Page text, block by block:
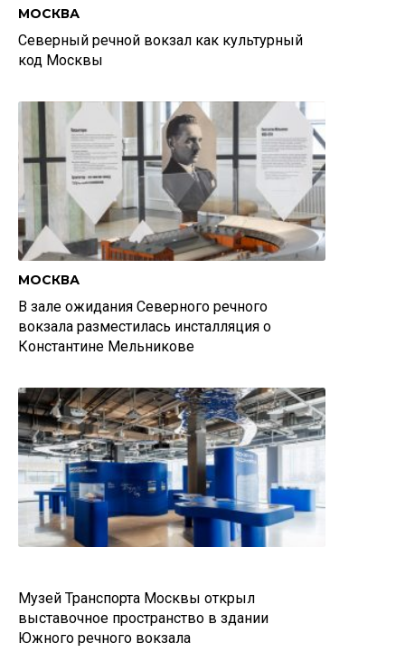
МОСКВА
Северный речной вокзал как культурный
код Москвы
МОСКВА
В зале ожидания Северного речного
вокзала разместилась инсталляция о
Константине Мельникове
Музей Транспорта Москвы открыл
выставочное пространство в здании
Южного речного вокзала